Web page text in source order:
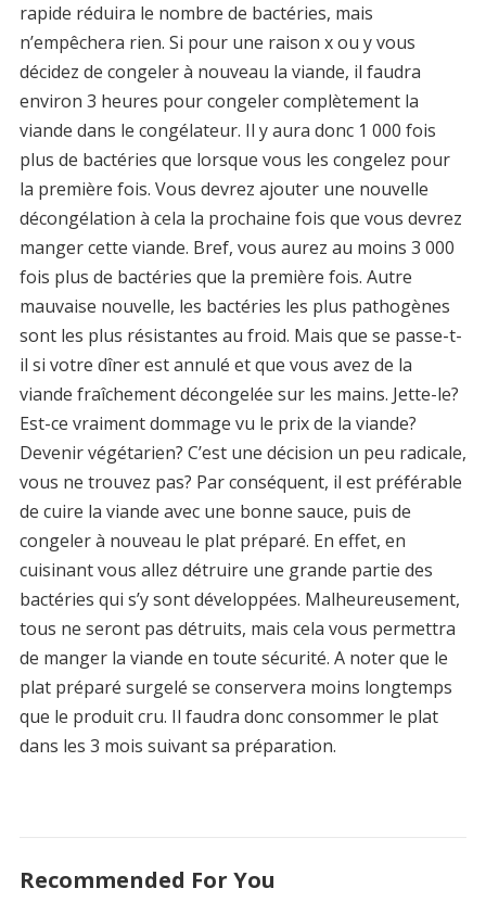
rapide réduira le nombre de bactéries, mais
n’empêchera rien. Si pour une raison x ou y vous
décidez de congeler à nouveau la viande, il faudra
environ 3 heures pour congeler complètement la
viande dans le congélateur. Il y aura donc 1 000 fois
plus de bactéries que lorsque vous les congelez pour
la première fois. Vous devrez ajouter une nouvelle
décongélation à cela la prochaine fois que vous devrez
manger cette viande. Bref, vous aurez au moins 3 000
fois plus de bactéries que la première fois. Autre
mauvaise nouvelle, les bactéries les plus pathogènes
sont les plus résistantes au froid. Mais que se passe-t-
il si votre dîner est annulé et que vous avez de la
viande fraîchement décongelée sur les mains. Jette-le?
Est-ce vraiment dommage vu le prix de la viande?
Devenir végétarien? C’est une décision un peu radicale,
vous ne trouvez pas? Par conséquent, il est préférable
de cuire la viande avec une bonne sauce, puis de
congeler à nouveau le plat préparé. En effet, en
cuisinant vous allez détruire une grande partie des
bactéries qui s’y sont développées. Malheureusement,
tous ne seront pas détruits, mais cela vous permettra
de manger la viande en toute sécurité. A noter que le
plat préparé surgelé se conservera moins longtemps
que le produit cru. Il faudra donc consommer le plat
dans les 3 mois suivant sa préparation.
Recommended For You